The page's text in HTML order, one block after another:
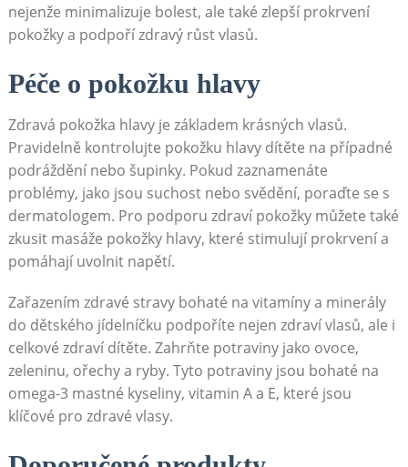
nejenže minimalizuje bolest, ale také zlepší prokrvení
pokožky a podpoří zdravý růst vlasů.
Péče o pokožku hlavy
Zdravá pokožka hlavy je základem krásných vlasů.
Pravidelně kontrolujte pokožku hlavy dítěte na případné
podráždění nebo šupinky. Pokud zaznamenáte
problémy, jako jsou suchost nebo svědění, poraďte se s
dermatologem. Pro podporu zdraví pokožky můžete také
zkusit masáže pokožky hlavy, které stimulují prokrvení a
pomáhají uvolnit napětí.
Zařazením zdravé stravy bohaté na vitamíny a minerály
do dětského jídelníčku podpoříte nejen zdraví vlasů, ale i
celkové zdraví dítěte. Zahrňte potraviny jako ovoce,
zeleninu, ořechy a ryby. Tyto potraviny jsou bohaté na
omega-3 mastné kyseliny, vitamin A a E, které jsou
klíčové pro zdravé vlasy.